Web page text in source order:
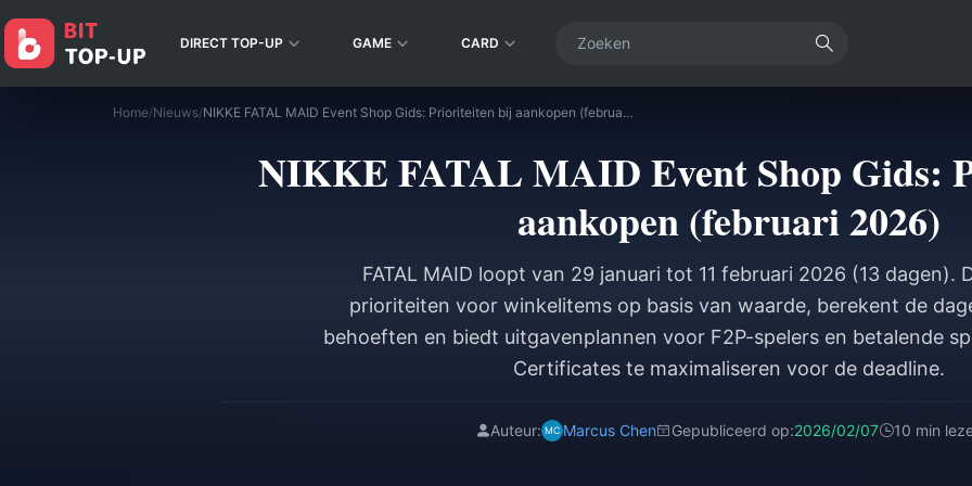
DIRECT TOP-UP GAME CARD
Home/Nieuws/ NIKKE FATAL MAID Event Shop Gids: Prioriteiten bij aankopen (februari 2026)
NIKKE FATAL MAID Event Shop Gids:
aankopen (februari 2026)
FATAL MAID loopt van 29 januari tot 11 februari 2026 (13 dagen).
prioriteiten voor winkelitems op basis van waarde, berekent de
behoeften en biedt uitgavenplannen voor F2P-spelers en betalende
Certificates te maximaliseren voor de deadline.
Auteur: Marcus Chen Gepubliceerd op:2026/02/07 10 min